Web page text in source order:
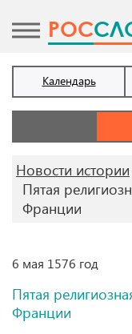
POC
Календарь
Новости истории
Пятая
Франции
6 мая 1576 год
Пятая
Франции